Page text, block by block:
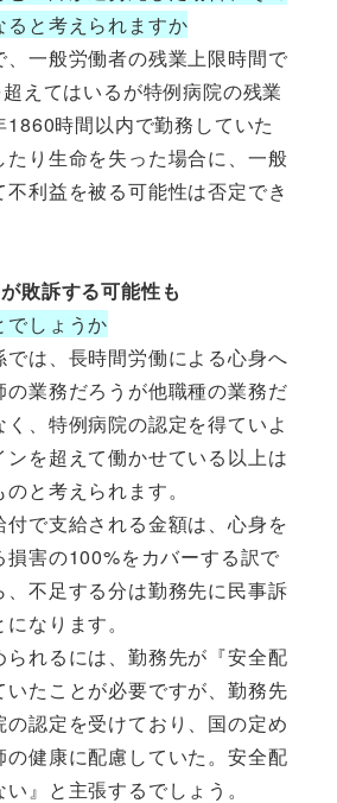
ると考えられますか
一般労働者の残業上限時間で
えてはいるが特例病院の残業
時間以内で勤務していた
たり生命を失った場合に、一般
利益を被る可能性は否定でき
敗訴する可能性も
でしょうか
は、長時間労働による心身へ
の業務だろうが他職種の業務だ
、特例病院の認定を得ていよ
ンを超えて働かせている以上は
と考えられます。
で支給される金額は、心身を
損害の100%をカバーする訳で
、不足する分は勤務先に民事訴
なります。
れるには、勤務先が『安全配
いたことが必要ですが、勤務先
の認定を受けており、国の定め
の健康に配慮していた。安全配
』と主張するでしょう。